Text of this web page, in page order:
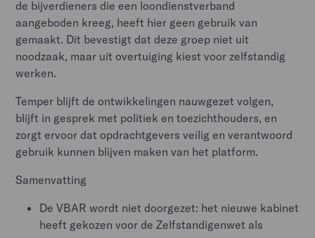
de bijverdieners die een loondienstverband
aangeboden kreeg, heeft hier geen gebruik van
gemaakt. Dit bevestigt dat deze groep niet uit
noodzaak, maar uit overtuiging kiest voor zelfstandig
werken.
Temper blijft de ontwikkelingen nauwgezet volgen,
blijft in gesprek met politiek en toezichthouders, en
zorgt ervoor dat opdrachtgevers veilig en verantwoord
gebruik kunnen blijven maken van het platform.
Samenvatting
De VBAR wordt niet doorgezet: het nieuwe kabinet
heeft gekozen voor de Zelfstandigenwet als